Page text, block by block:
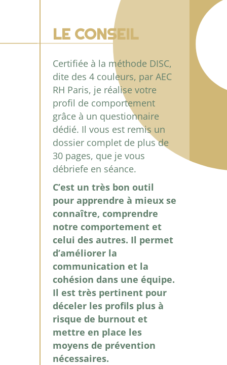
LE CONSEIL
Certifiée à la méthode DISC,
dite des 4 couleurs, par AEC
RH Paris, je réalise votre
profil de comportement
grâce à un questionnaire
dédié. Il vous est remis un
dossier complet de plus de
30 pages, que je vous
débriefe en séance.
C’est un très bon outil
pour apprendre à mieux se
connaître, comprendre
notre comportement et
celui des autres. Il permet
d’améliorer la
communication et la
cohésion dans une équipe.
Il est très pertinent pour
déceler les profils plus à
risque de burnout et
mettre en place les
moyens de prévention
nécessaires.